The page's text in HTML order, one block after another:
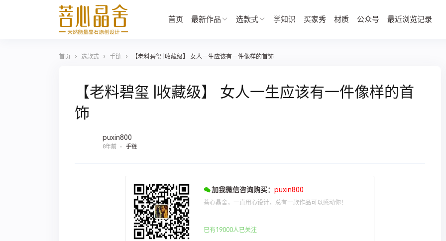
首页 最新作品 选款式 学知识 买家秀 材质 公众号 最近浏览记录
首页 › 选款式 › 手链 › 【老料碧玺 |收藏级】 女人一生应该有一件像样的首饰
【老料碧玺 |收藏级】 女人一生应该有一件像样的首
饰
puxin800
8年前 手链
加我微信咨询购买： puxin800
菩心晶舍，一直用心设计，总有一款作品可以感动你！
已有19000人已关注